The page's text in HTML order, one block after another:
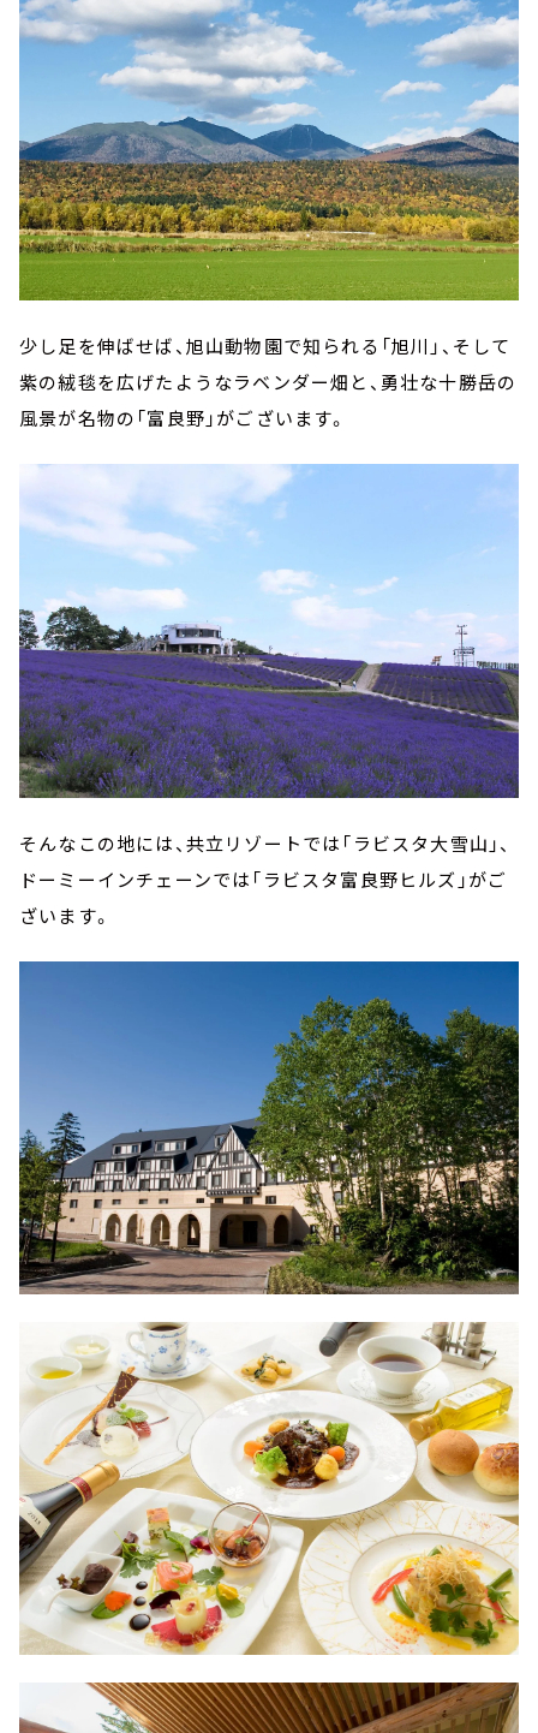
少し足を伸ばせば、旭山動物園で知られる「旭川」、そして
紫の絨毯を広げたようなラベンダー畑と、勇壮な十勝岳の
風景が名物の「富良野」がございます。
そんなこの地には、共立リゾートでは「ラビスタ大雪山」、
ドーミーインチェーンでは「ラビスタ富良野ヒルズ」がご
ざいます。